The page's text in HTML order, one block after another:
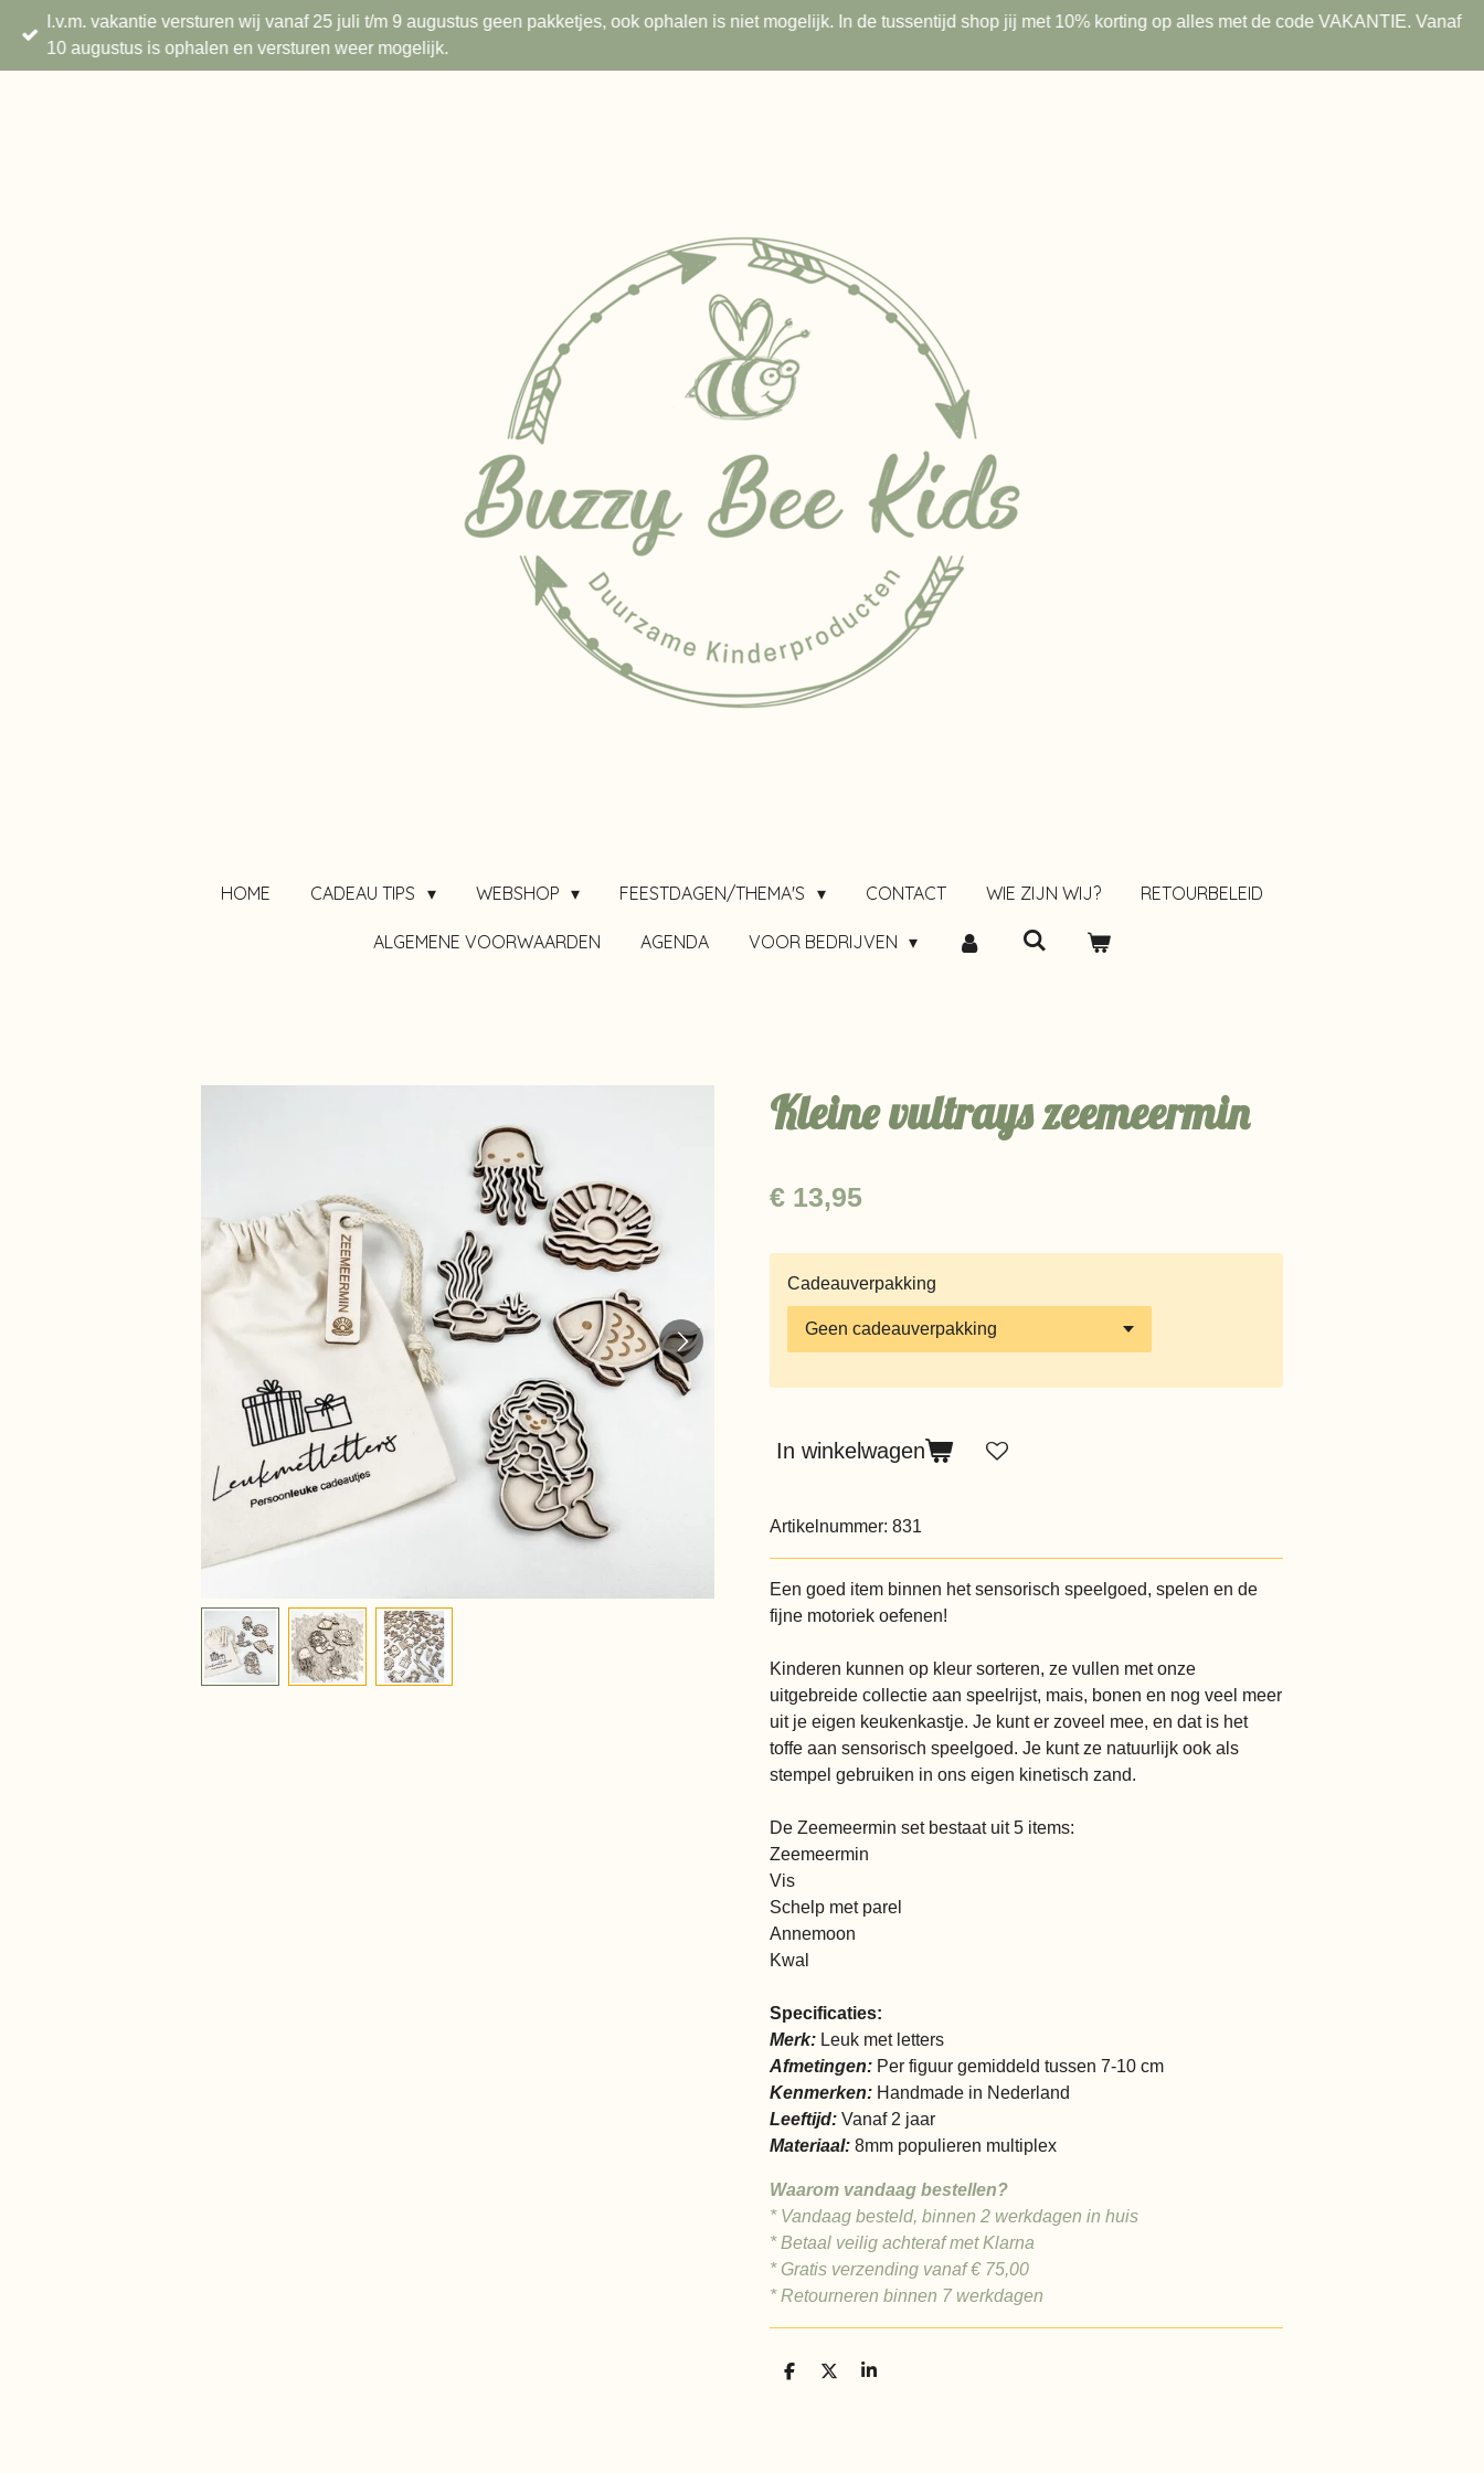
direct
naar
I.v.m. vakantie versturen wij vanaf 25 juli t/m 9 augustus geen pakketjes, ook ophalen is niet mogelijk. In de tussentijd shop jij met 10% korting op alles met de code VAKANTIE. Vanaf
10 augustus is ophalen en versturen weer mogelijk.
HOME CADEAU TIPS WEBSHOP FEESTDAGEN/THEMA'S CONTACT WIE ZIJN WIJ? RETOURBELEID
ALGEMENE VOORWAARDEN AGENDA VOOR BEDRIJVEN
Kleine vultrays zeemeermin
€ 13,95
Cadeauverpakking
In winkelwagen
Artikelnummer: 831
Een goed item binnen het sensorisch speelgoed, spelen en de
fijne motoriek oefenen!
Kinderen kunnen op kleur sorteren, ze vullen met onze
uitgebreide collectie aan speelrijst, mais, bonen en nog veel meer
uit je eigen keukenkastje. Je kunt er zoveel mee, en dat is het
toffe aan sensorisch speelgoed. Je kunt ze natuurlijk ook als
stempel gebruiken in ons eigen kinetisch zand.
De Zeemeermin set bestaat uit 5 items:
Zeemeermin
Vis
Schelp met parel
Annemoon
Kwal
Specificaties:
Merk: Leuk met letters
Afmetingen: Per figuur gemiddeld tussen 7-10 cm
Kenmerken: Handmade in Nederland
Leeftijd: Vanaf 2 jaar
Materiaal: 8mm populieren multiplex
Waarom vandaag bestellen?
* Vandaag besteld, binnen 2 werkdagen in huis
* Betaal veilig achteraf met Klarna
* Gratis verzending vanaf € 75,00
* Retourneren binnen 7 werkdagen
D
D
S